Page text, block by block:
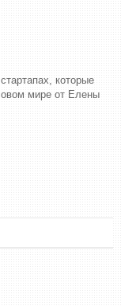
которые
мире от Елены